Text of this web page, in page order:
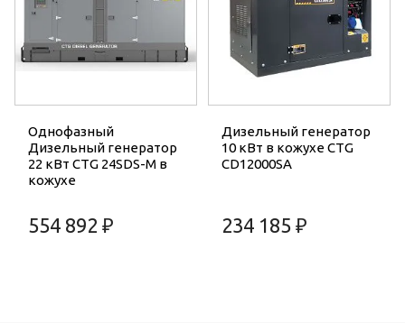
Однофазный
Дизельный генератор
22 кВт CTG 24SDS-M в
кожухе
554 892 ₽
Дизельный генератор
10 кВт в кожухе CTG
CD12000SA
234 185 ₽